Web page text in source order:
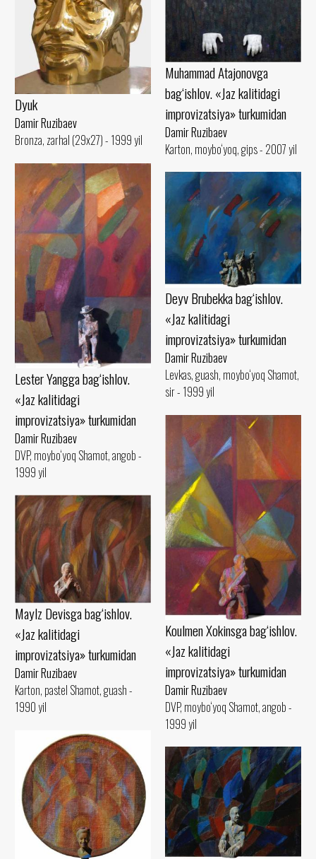
Muhammad Atajonovga
bag‘ishlov. «Jaz kalitidagi
improvizatsiya» turkumidan
Damir Ruzibaev
Karton, moybo‘yoq, gips - 2007 yil
Dyuk
Damir Ruzibaev
Bronza, zarhal (29x27) - 1999 yil
Lester Yangga bag‘ishlov.
«Jaz kalitidagi
improvizatsiya» turkumidan
Damir Ruzibaev
DVP, moybo‘yoq Shamot, angob -
1999 yil
Deyv Brubekka bag‘ishlov.
«Jaz kalitidagi
improvizatsiya» turkumidan
Damir Ruzibaev
Levkas, guash, moybo‘yoq Shamot,
sir - 1999 yil
Koulmen Xokinsga bag‘ishlov.
«Jaz kalitidagi
improvizatsiya» turkumidan
Damir Ruzibaev
DVP, moybo‘yoq Shamot, angob -
1999 yil
Maylz Devisga bag‘ishlov.
«Jaz kalitidagi
improvizatsiya» turkumidan
Damir Ruzibaev
Karton, pastel Shamot, guash -
1990 yil